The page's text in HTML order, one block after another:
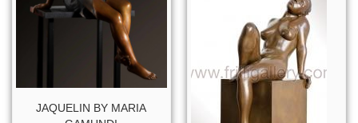
JAQUELIN BY MARIA